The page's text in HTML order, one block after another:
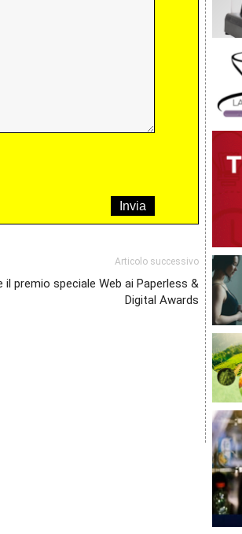
Articolo successivo
il premio speciale Web ai Paperless &
Digital Awards